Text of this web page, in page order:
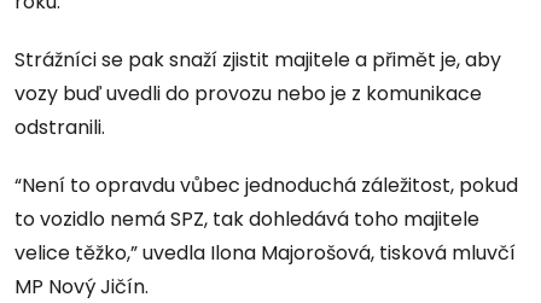
Strážníci se pak snaží zjistit majitele a přimět je, aby
vozy buď uvedli do provozu nebo je z komunikace
odstranili.
“Není to opravdu vůbec jednoduchá záležitost, pokud
to vozidlo nemá SPZ, tak dohledává toho majitele
velice těžko,” uvedla Ilona Majorošová, tisková mluvčí
MP Nový Jičín.